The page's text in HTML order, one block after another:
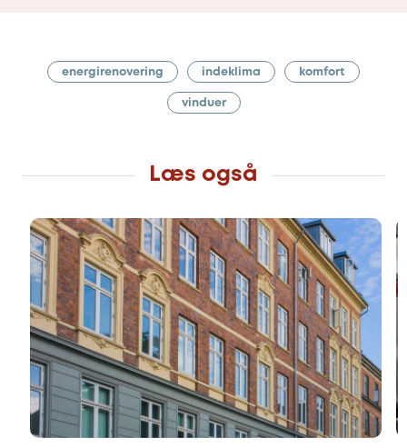
energirenovering indeklima komfort
vinduer
Læs også